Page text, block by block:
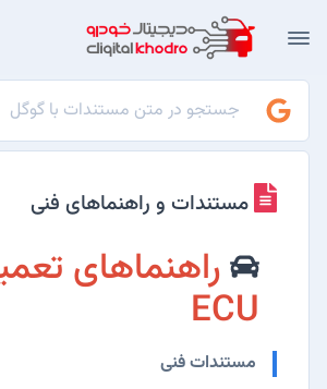
مستندات و راهنماهای فنی
راهنماهای
ECU
مستندات فنی